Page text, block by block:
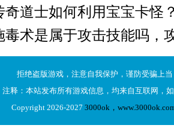
奇道士如何利用宝宝卡怪
毒术是属于攻击技能吗，
拒绝盗版游戏，注意自我保护，谨防受骗上
注释：本站发布所有游戏信息，均来自互联网，
Copyright 2026-2027 3000ok，